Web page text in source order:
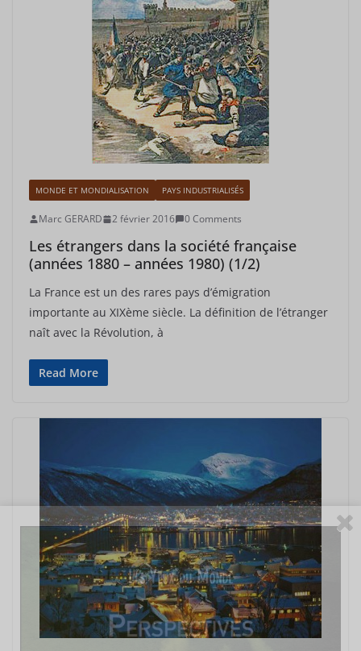
MONDE ET MONDIALISATION PAYS INDUSTRIALISÉS
Marc GERARD 2 février 2016 0 Comments
Les étrangers dans la société française
(années 1880 – années 1980) (1/2)
La France est un des rares pays d’émigration
importante au XIXème siècle. La définition de l’étranger
naît avec la Révolution, à
Read More